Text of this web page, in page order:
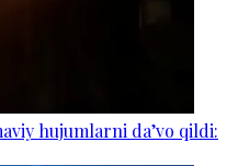
hujumlarni da’vo qildi: